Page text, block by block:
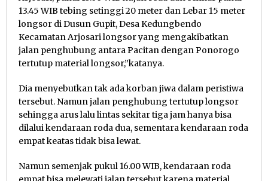
13.45 WIB tebing setinggi 20 meter dan Lebar 15 meter
longsor di Dusun Gupit, Desa Kedungbendo
Kecamatan Arjosari longsor yang mengakibatkan
jalan penghubung antara Pacitan dengan Ponorogo
tertutup material longsor,”katanya.
Dia menyebutkan tak ada korban jiwa dalam peristiwa
tersebut. Namun jalan penghubung tertutup longsor
sehingga arus lalu lintas sekitar tiga jam hanya bisa
dilalui kendaraan roda dua, sementara kendaraan roda
empat keatas tidak bisa lewat.
Namun semenjak pukul 16.00 WIB, kendaraan roda